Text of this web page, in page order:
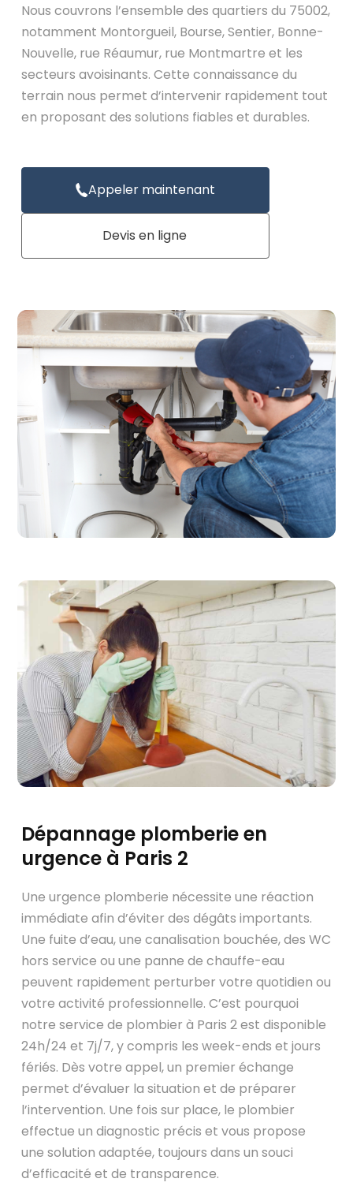
Nous couvrons l’ensemble des quartiers du 75002,
notamment Montorgueil, Bourse, Sentier, Bonne-
Nouvelle, rue Réaumur, rue Montmartre et les
secteurs avoisinants. Cette connaissance du
terrain nous permet d’intervenir rapidement tout
en proposant des solutions fiables et durables.
Appeler maintenant
Devis en ligne
Dépannage plomberie en
urgence à Paris 2
Une urgence plomberie nécessite une réaction
immédiate afin d’éviter des dégâts importants.
Une fuite d’eau, une canalisation bouchée, des WC
hors service ou une panne de chauffe-eau
peuvent rapidement perturber votre quotidien ou
votre activité professionnelle. C’est pourquoi
notre service de plombier à Paris 2 est disponible
24h/24 et 7j/7, y compris les week-ends et jours
fériés. Dès votre appel, un premier échange
permet d’évaluer la situation et de préparer
l’intervention. Une fois sur place, le plombier
effectue un diagnostic précis et vous propose
une solution adaptée, toujours dans un souci
d’efficacité et de transparence.